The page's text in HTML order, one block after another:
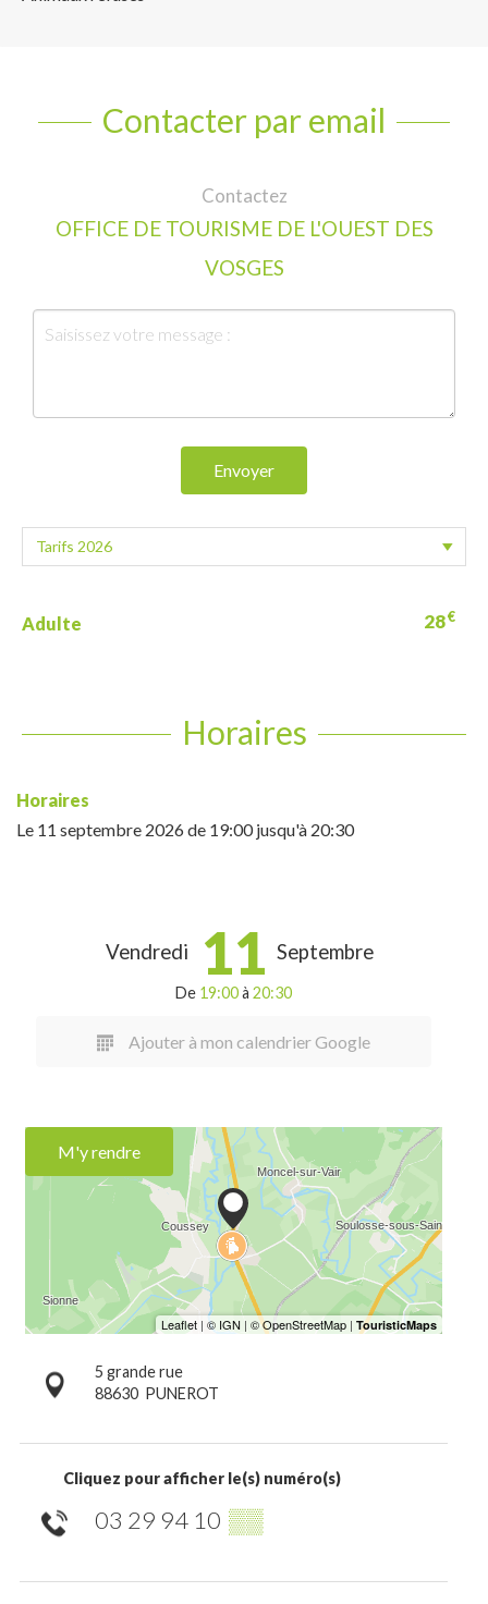
Contacter par email
Contactez
OFFICE DE TOURISME DE L'OUEST DES
VOSGES
Envoyer
Adulte 28€
Horaires
Horaires
Le 11 septembre 2026de 19:00 jusqu'à 20:30
Vendredi 11 Septembre
De 19:00à 20:30
Ajouter à mon calendrier Google
M'y rendre
5 grande rue
88630 PUNEROT
Cliquez pour afficher le(s) numéro(s)
03 29 94 10 ▒▒